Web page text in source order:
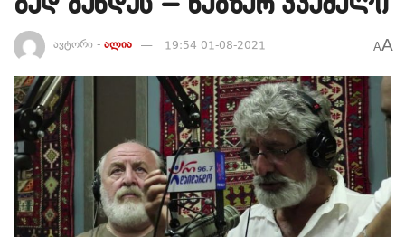
ავტორი - ალია 19:54 01-08-2021 AA